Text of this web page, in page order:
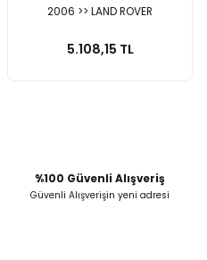
2006 >> LAND ROVER
5.108,15 TL
%100 Güvenli Alışveriş
Güvenli Alışverişin yeni adresi